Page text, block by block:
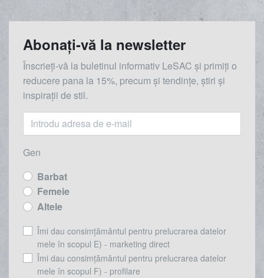
Abonați-vă la newsletter
Înscrieți-vă la buletinul informativ LeSAC și primiți o
reducere pana la 15%, precum și tendințe, știri și
inspirații de stil.
Gen
Barbat
Femeie
Altele
Îmi dau consimțământul pentru prelucrarea datelor
mele în scopul E) - marketing direct
Îmi dau consimțământul pentru prelucrarea datelor
mele în scopul F) - profilare